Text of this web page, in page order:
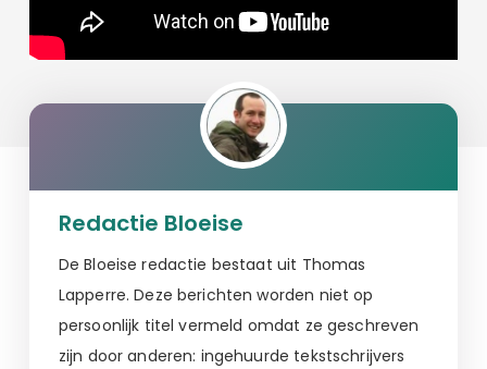
Redactie Bloeise
De Bloeise redactie bestaat uit Thomas
Lapperre. Deze berichten worden niet op
persoonlijk titel vermeld omdat ze geschreven
zijn door anderen: ingehuurde tekstschrijvers